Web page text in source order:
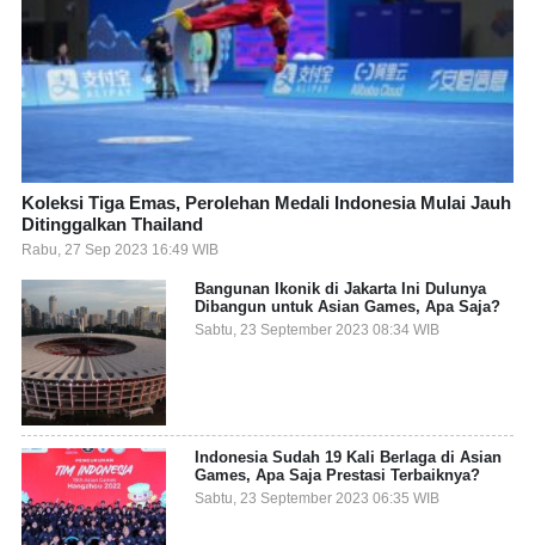
Koleksi Tiga Emas, Perolehan Medali Indonesia Mulai Jauh
Ditinggalkan Thailand
Rabu, 27 Sep 2023 16:49 WIB
Bangunan Ikonik di Jakarta Ini Dulunya
Dibangun untuk Asian Games, Apa Saja?
Sabtu, 23 September 2023 08:34 WIB
Indonesia Sudah 19 Kali Berlaga di Asian
Games, Apa Saja Prestasi Terbaiknya?
Sabtu, 23 September 2023 06:35 WIB